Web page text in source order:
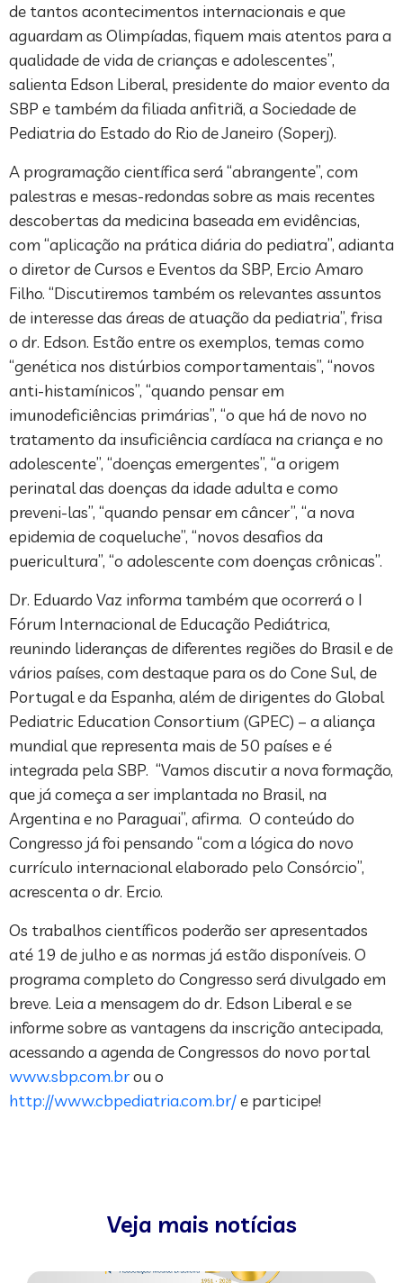
de tantos acontecimentos internacionais e que
aguardam as Olimpíadas, fiquem mais atentos para a
qualidade de vida de crianças e adolescentes”,
salienta Edson Liberal, presidente do maior evento da
SBP e também da filiada anfitriã, a Sociedade de
Pediatria do Estado do Rio de Janeiro (Soperj).
A programação científica será “abrangente”, com
palestras e mesas-redondas sobre as mais recentes
descobertas da medicina baseada em evidências,
com “aplicação na prática diária do pediatra”, adianta
o diretor de Cursos e Eventos da SBP, Ercio Amaro
Filho. “Discutiremos também os relevantes assuntos
de interesse das áreas de atuação da pediatria”, frisa
o dr. Edson. Estão entre os exemplos, temas como
“genética nos distúrbios comportamentais”, “novos
anti-histamínicos”, “quando pensar em
imunodeficiências primárias”, “o que há de novo no
tratamento da insuficiência cardíaca na criança e no
adolescente”, “doenças emergentes”, “a origem
perinatal das doenças da idade adulta e como
preveni-las”, “quando pensar em câncer”, “a nova
epidemia de coqueluche”, “novos desafios da
puericultura”, “o adolescente com doenças crônicas”.
Dr. Eduardo Vaz informa também que ocorrerá o I
Fórum Internacional de Educação Pediátrica,
reunindo lideranças de diferentes regiões do Brasil e de
vários países, com destaque para os do Cone Sul, de
Portugal e da Espanha, além de dirigentes do Global
Pediatric Education Consortium (GPEC) – a aliança
mundial que representa mais de 50 países e é
integrada pela SBP. “Vamos discutir a nova formação,
que já começa a ser implantada no Brasil, na
Argentina e no Paraguai”, afirma. O conteúdo do
Congresso já foi pensando “com a lógica do novo
currículo internacional elaborado pelo Consórcio”,
acrescenta o dr. Ercio.
Os trabalhos científicos poderão ser apresentados
até 19 de julho e as normas já estão disponíveis. O
programa completo do Congresso será divulgado em
breve. Leia a mensagem do dr. Edson Liberal e se
informe sobre as vantagens da inscrição antecipada,
acessando a agenda de Congressos do novo portal
www.sbp.com.brou o
http://www.cbpediatria.com.br/e participe!
Veja mais notícias